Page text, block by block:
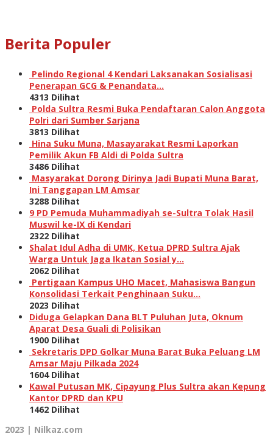
Berita Populer
Pelindo Regional 4 Kendari Laksanakan Sosialisasi
Penerapan GCG & Penandata…
4313 Dilihat
Polda Sultra Resmi Buka Pendaftaran Calon Anggota
Polri dari Sumber Sarjana
3813 Dilihat
Hina Suku Muna, Masayarakat Resmi Laporkan
Pemilik Akun FB Aldi di Polda Sultra
3486 Dilihat
Masyarakat Dorong Dirinya Jadi Bupati Muna Barat,
Ini Tanggapan LM Amsar
3288 Dilihat
9 PD Pemuda Muhammadiyah se-Sultra Tolak Hasil
Muswil ke-IX di Kendari
2322 Dilihat
Shalat Idul Adha di UMK, Ketua DPRD Sultra Ajak
Warga Untuk Jaga Ikatan Sosial y…
2062 Dilihat
Pertigaan Kampus UHO Macet, Mahasiswa Bangun
Konsolidasi Terkait Penghinaan Suku…
2023 Dilihat
Diduga Gelapkan Dana BLT Puluhan Juta, Oknum
Aparat Desa Guali di Polisikan
1900 Dilihat
Sekretaris DPD Golkar Muna Barat Buka Peluang LM
Amsar Maju Pilkada 2024
1604 Dilihat
Kawal Putusan MK, Cipayung Plus Sultra akan Kepung
Kantor DPRD dan KPU
1462 Dilihat
2023 | Nilkaz.com